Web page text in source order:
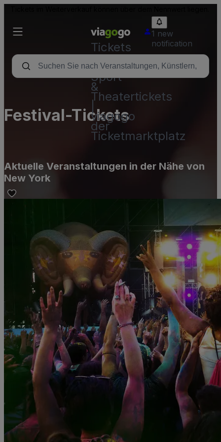
Tickets
-
Konzert-,
Sport-
&
Theatertickets
viagogo
der
Ticketmarktplatz
1 new
notification
Festival-Tickets
Aktuelle Veranstaltungen in der Nähe von
New York